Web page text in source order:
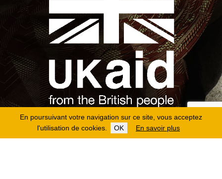
En poursuivant votre navigation sur ce site, vous acceptez
l'utilisation de cookies.
OK En savoir plus